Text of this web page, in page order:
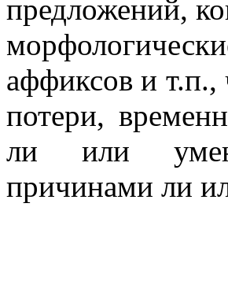
предложений,
аффиксов и т.п.,
потери,
ли или
причинами ли